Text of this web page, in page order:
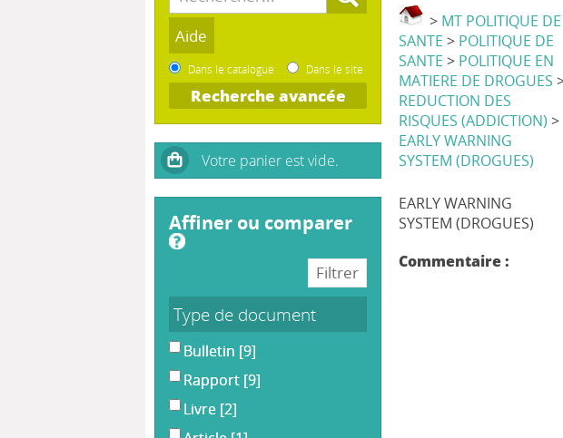
> MT POLITIQUE DE
SANTE > POLITIQUE DE
SANTE > POLITIQUE EN
MATIERE DE DROGUES
REDUCTION DES
RISQUES (ADDICTION) >
EARLY WARNING
SYSTEM (DROGUES)
EARLY WARNING
SYSTEM (DROGUES)
Commentaire :
Dans le catalogue Dans le site
Recherche avancée
affiner ou comparer
Type de document
Bulletin [9]
Rapport [9]
Livre [2]